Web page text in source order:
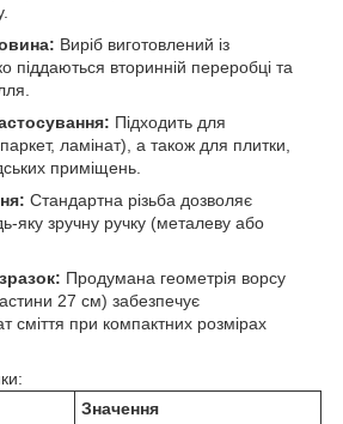
Виріб виготовлений із
піддаються вторинній переробці та
Підходить для
ламінат), а також для плитки,
приміщень.
Стандартна різьба дозволяє
яку зручну ручку (металеву або
Продумана геометрія ворсу
27 см) забезпечує
сміття при компактних розмірах
Значення